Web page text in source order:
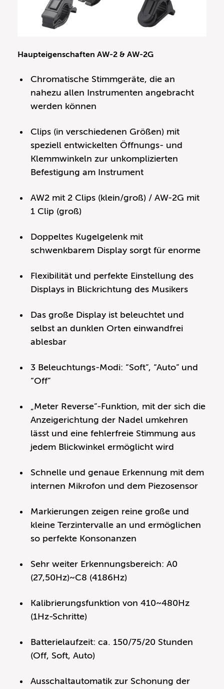
Haupteigenschaften AW-2 & AW-2G
Chromatische Stimmgeräte, die an
nahezu allen Instrumenten angebracht
werden können
Clips (in verschiedenen Größen) mit
speziell entwickelten Öffnungs- und
Klemmwinkeln zur unkomplizierten
Befestigung am Instrument
AW2 mit 2 Clips (klein/groß) / AW-2G mit
1 Clip (groß)
Doppeltes Kugelgelenk mit
schwenkbarem Display sorgt für enorme
Flexibilität und perfekte Einstellung des
Displays in Blickrichtung des Musikers
Das große Display ist beleuchtet und
selbst an dunklen Orten einwandfrei
ablesbar
3 Beleuchtungs-Modi: “Soft”, “Auto” und
“Off”
„Meter Reverse”-Funktion, mit der sich die
Anzeigerichtung der Nadel umkehren
lässt und eine fehlerfreie Stimmung aus
jedem Blickwinkel ermöglicht wird
Schnelle und genaue Erkennung mit dem
internen Mikrofon und dem Piezosensor
Markierungen zeigen reine große und
kleine Terzintervalle an und ermöglichen
so perfekte Konsonanzen
Sehr weiter Erkennungsbereich: A0
(27,50Hz)~C8 (4186Hz)
Kalibrierungsfunktion von 410~480Hz
(1Hz-Schritte)
Batterielaufzeit: ca. 150/75/20 Stunden
(Off, Soft, Auto)
Ausschaltautomatik zur Schonung der